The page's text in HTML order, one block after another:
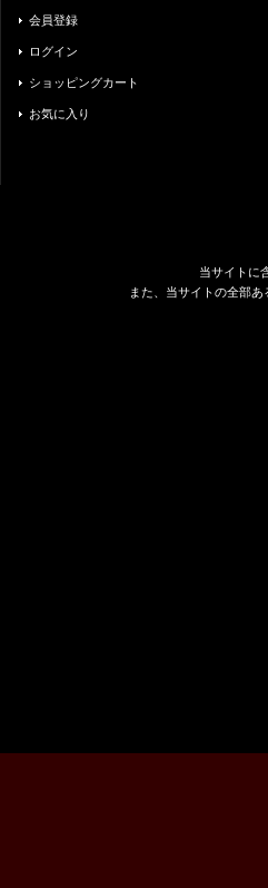
会員登録
ログイン
ショッピングカート
お気に入り
当サイトに
また、当サイトの全部